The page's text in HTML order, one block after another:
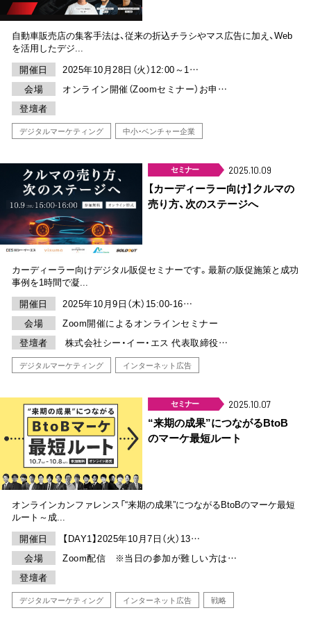
自動車販売店の集客手法は、従来の折込チラシやマス広告に加え、Web
を活用したデジ...
開催日
2025年10月28日（火）12:00～1…
会場
オンライン開催（Zoomセミナー）お申…
登壇者
デジタルマーケティング 中小・ベンチャー企業
セミナー 2025.10.09
【カーディーラー向け】クルマの
売り方、次のステージへ
カーディーラー向けデジタル販促セミナーです。最新の販促施策と成功
事例を1時間で凝...
開催日
2025年10月9日（木）15:00-16…
会場
Zoom開催によるオンラインセミナー
登壇者
株式会社シー・イー・エス 代表取締役…
デジタルマーケティング インターネット広告
セミナー 2025.10.07
“来期の成果”につながるBtoB
のマーケ最短ルート
オンラインカンファレンス「“来期の成果”につながるBtoBのマーケ最短
ルート～成...
開催日
【DAY1】2025年10月7日（火）13…
会場
Zoom配信 ※当日の参加が難しい方は…
登壇者
デジタルマーケティング インターネット広告 戦略